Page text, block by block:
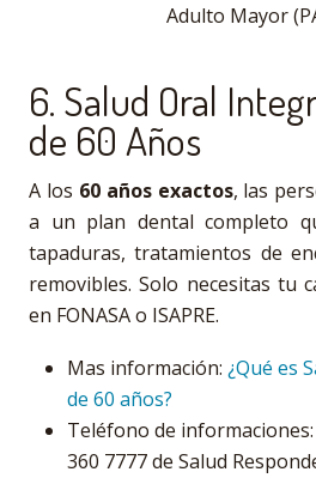
Adulto Mayor
6. Salud Oral
de 60 Años
A los 60 años exactos, las
a un plan dental completo
tapaduras, tratamientos de
removibles. Solo necesitas tu
en FONASA o ISAPRE.
Mas información: ¿Qué es
de 60 años?
Teléfono de
360 7777 de Salud